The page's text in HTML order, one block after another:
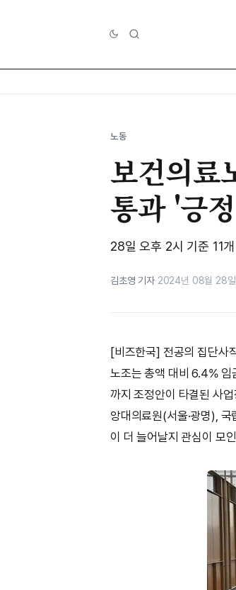
노동
보건의료
통과 '긍
28일 오후 2시 기준 11
김초영 기자·2024년 08월 28
[비즈한국] 전공의 집단사
노조는 총액 대비 6.4% 임
까지 조정안이 타결된 사
앙대의료원(서울·광명),
이 더 늘어날지 관심이 모